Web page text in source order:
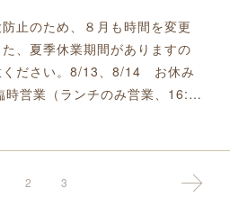
止のため、８月も時間を変更
、夏季休業期間がありますの
ください。8/13、8/14 お休み
営業（ランチのみ営業、16:…
2 3